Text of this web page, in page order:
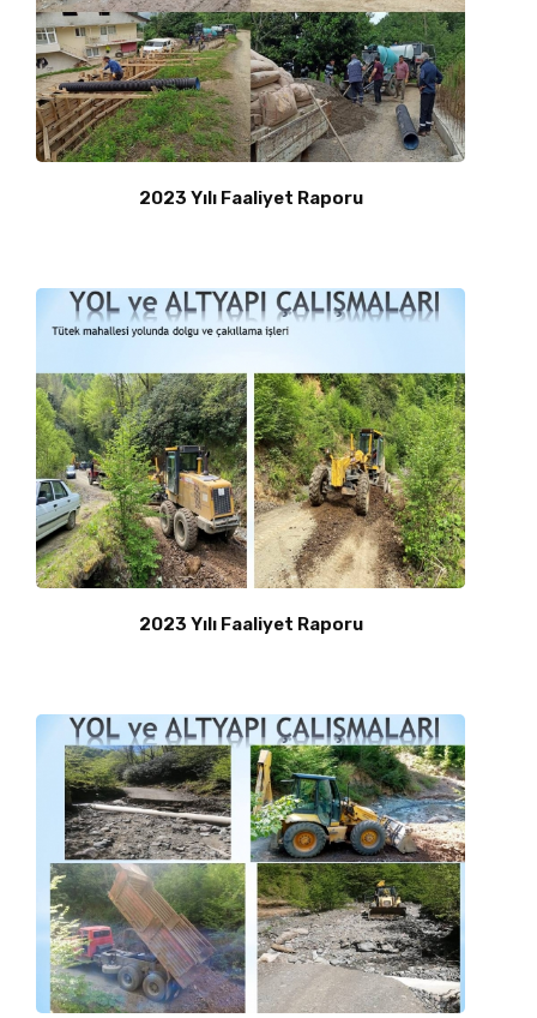
2023 Yılı Faaliyet Raporu
2023 Yılı Faaliyet Raporu